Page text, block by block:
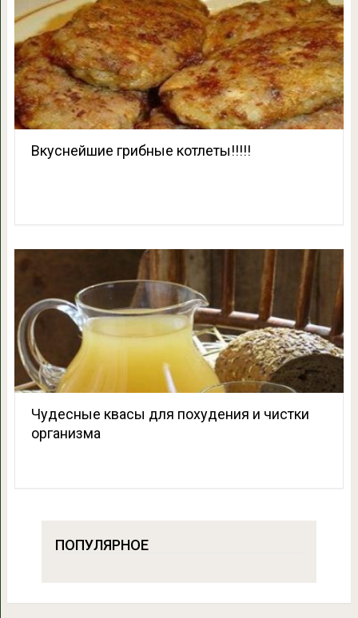
Вкуснейшие грибные котлеты!!!!!
Чудесные квасы для похудения и чистки
организма
ПОПУЛЯРНОЕ